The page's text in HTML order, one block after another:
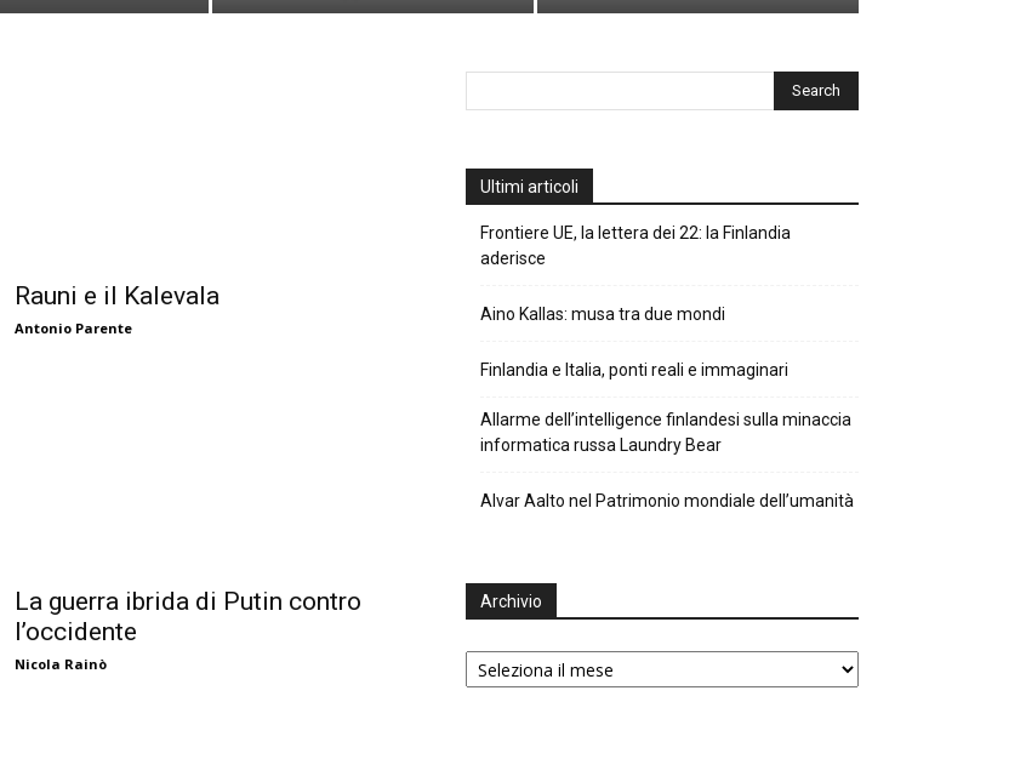
Rauni e il Kalevala
Antonio Parente
La guerra ibrida di Putin contro
l’occidente
Nicola Rainò
Ultimi articoli
Frontiere UE, la lettera dei 22: la Finlandia
aderisce
Aino Kallas: musa tra due mondi
Finlandia e Italia, ponti reali e immaginari
Allarme dell’intelligence finlandesi sulla minaccia
informatica russa Laundry Bear
Alvar Aalto nel Patrimonio mondiale dell’umanità
Archivio
Archivio